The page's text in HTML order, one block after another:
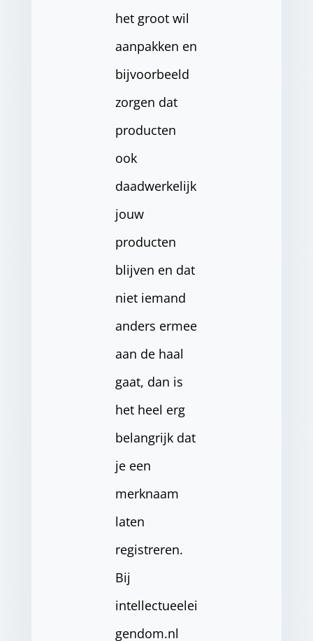
het groot wil
aanpakken en
bijvoorbeeld
zorgen dat
producten
ook
daadwerkelijk
jouw
producten
blijven en dat
niet iemand
anders ermee
aan de haal
gaat, dan is
het heel erg
belangrijk dat
je een
merknaam
laten
registreren.
Bij
intellectueelei
gendom.nl